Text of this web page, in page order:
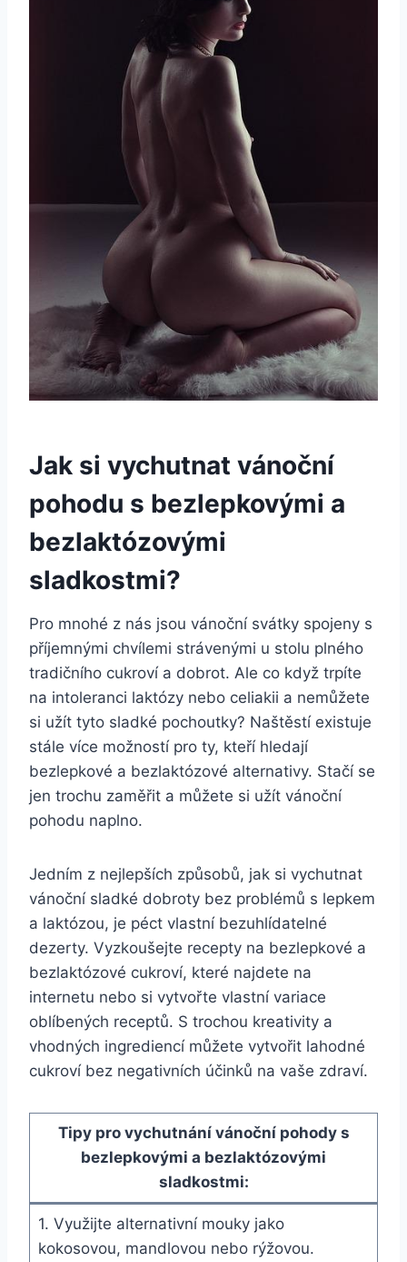
Jak si‌ vychutnat vánoční
pohodu s bezlepkovými a
bezlaktózovými
‌sladkostmi?
Pro mnohé z​ nás jsou vánoční svátky spojeny s
příjemnými chvílemi ​strávenými u stolu plného
tradičního cukroví⁤ a dobrot. Ale co když⁣ trpíte
na intoleranci laktózy nebo celiakii a nemůžete
si užít tyto sladké pochoutky? Naštěstí existuje
⁢stále ⁢více možností⁣ pro​ ty, kteří hledají ​
bezlepkové ​a bezlaktózové ⁤alternativy. Stačí se
jen trochu zaměřit ⁤a ‌můžete si užít ⁣vánoční
pohodu naplno.
Jedním z nejlepších způsobů, jak si vychutnat
vánoční sladké dobroty bez problémů s lepkem⁤
a ⁢laktózou, je⁤ péct vlastní‍ bezuhlídatelné
dezerty. Vyzkoušejte ⁤recepty na bezlepkové a
bezlaktózové cukroví, které ‍najdete⁢ na
internetu ‌nebo si vytvořte vlastní variace
oblíbených receptů. S trochou⁤ kreativity a
⁢vhodných ingrediencí můžete vytvořit ⁢lahodné
cukroví bez negativních ‍účinků na vaše zdraví.
Tipy pro vychutnání‌ vánoční⁣ pohody ​s
bezlepkovými a bezlaktózovými
sladkostmi:
1. Využijte​ alternativní mouky jako
kokosovou, ⁣mandlovou ​nebo ​rýžovou.